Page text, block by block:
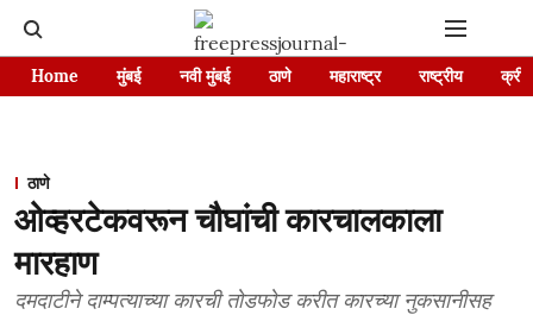
Home मुंबई नवी मुंबई ठाणे महाराष्ट्र राष्ट्रीय
ठाणे
ओव्हरटेकवरून चौघांची कारचालकाला
मारहाण
दमदाटीने दाम्पत्याच्या कारची तोडफोड करीत कारच्या नुकसानीसह